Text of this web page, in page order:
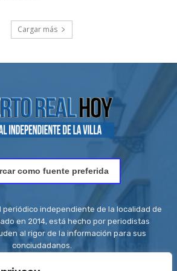
Cargar más
como fuente preferida
periódico independiente de la localidad de
en 2014, está hecho por periodistas
al rigor de la información para sus
conciudadanos.
redaccion@puertorealhoy.es